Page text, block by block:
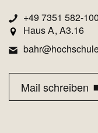
+49 7351 582-100
Haus A A3.16
Mail schreiben